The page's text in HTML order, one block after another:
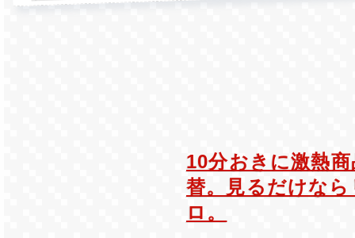
10分おきに激熱
替。見るだけな
ロ。